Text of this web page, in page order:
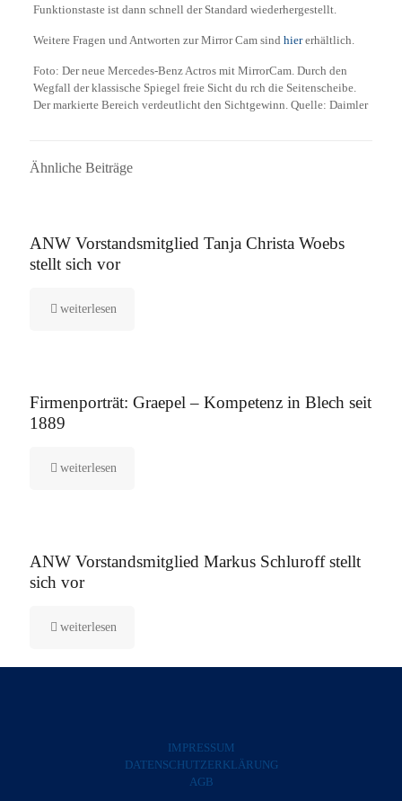
Funktionstaste ist dann schnell der Standard wiederhergestellt.
Weitere Fragen und Antworten zur Mirror Cam sind hiererhältlich.
Foto: Der neue Mercedes-Benz Actros mit MirrorCam. Durch den
Wegfall der klassische Spiegel freie Sicht du rch die Seitenscheibe.
Der markierte Bereich verdeutlicht den Sichtgewinn. Quelle: Daimler
Ähnliche Beiträge
ANW Vorstandsmitglied Tanja Christa Woebs
stellt sich vor
weiterlesen
Firmenporträt: Graepel – Kompetenz in Blech seit
1889
weiterlesen
ANW Vorstandsmitglied Markus Schluroff stellt
sich vor
weiterlesen
IMPRESSUM
DATENSCHUTZERKLÄRUNG
AGB